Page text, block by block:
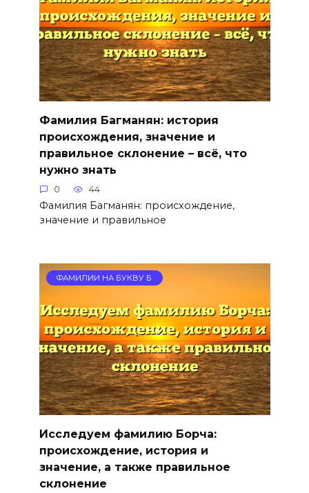
Фамилия Багманян: история
происхождения, значение и
правильное склонение – всё, что
нужно знать
0 44
Фамилия Багманян: происхождение,
значение и правильное
ФАМИЛИИ НА БУКВУ Б
Исследуем фамилию Борча:
происхождение, история и
значение, а также правильное
склонение